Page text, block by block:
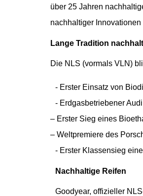
über 25 Jahren
nachhaltiger
Lange Tradition
Die NLS (vormals VLN)
- Erster Einsatz von
- Erdgasbetriebener
– Erster Sieg eines
– Weltpremiere des
- Erster Klassensieg
Nachhaltige Reifen
Goodyear, offizieller